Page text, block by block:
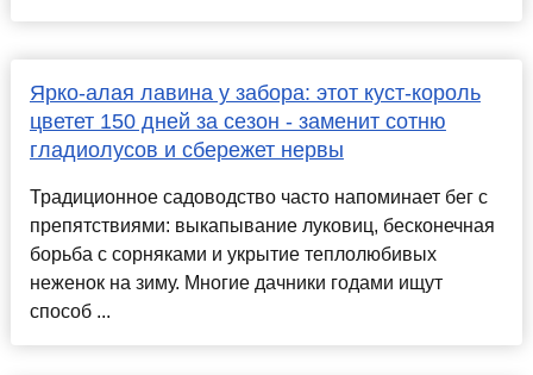
Ярко-алая лавина у забора: этот куст-король
цветет 150 дней за сезон - заменит сотню
гладиолусов и сбережет нервы
Традиционное садоводство часто напоминает бег с
препятствиями: выкапывание луковиц, бесконечная
борьба с сорняками и укрытие теплолюбивых
неженок на зиму. Многие дачники годами ищут
способ ...